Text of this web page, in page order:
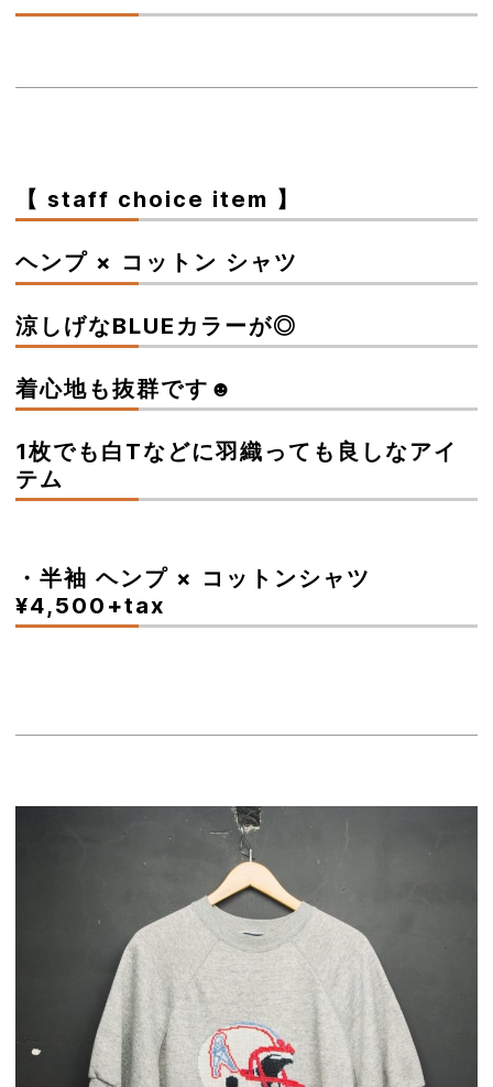
【 staff choice item 】
ヘンプ × コットン シャツ
涼しげなBLUEカラーが◎
着心地も抜群です☻
1枚でも白Tなどに羽織っても良しなアイ
テム
・半袖 ヘンプ × コットンシャツ
¥4,500+tax